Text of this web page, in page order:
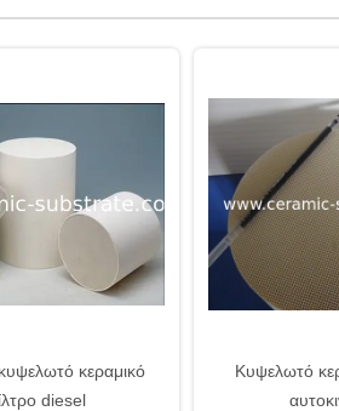
κεραμικό
diesel
Κυψελωτό